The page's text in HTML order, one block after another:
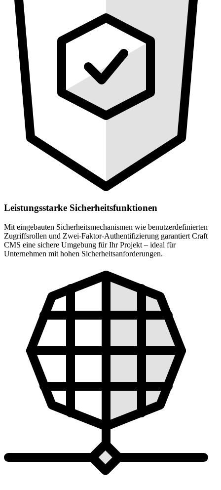
Leistungsstarke Sicherheitsfunktionen
Mit eingebauten Sicherheitsmechanismen wie benutzerdefinierten
Zugriffsrollen und Zwei-Faktor-Authentifizierung garantiert Craft
CMS eine sichere Umgebung für Ihr Projekt – ideal für
Unternehmen mit hohen Sicherheitsanforderungen.